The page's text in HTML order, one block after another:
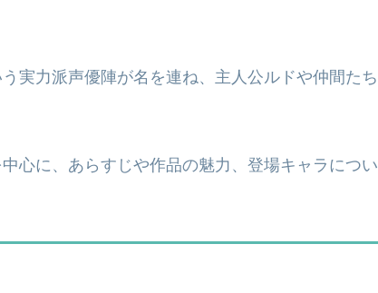
実力派声優陣が名を連ね、主人公ルドや仲間たち
心に、あらすじや作品の魅力、登場キャラについ